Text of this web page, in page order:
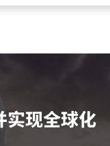
实现全球化